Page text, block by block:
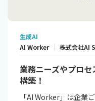
生成AI
AI Worker
株式会社AI
業務ニーズやプロ
構築！
「AI Worker」は企業